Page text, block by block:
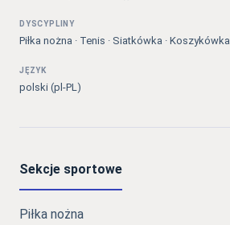
DYSCYPLINY
Piłka nożna · Tenis · Siatkówka · Koszykówka
JĘZYK
polski (pl-PL)
Sekcje sportowe
Piłka nożna